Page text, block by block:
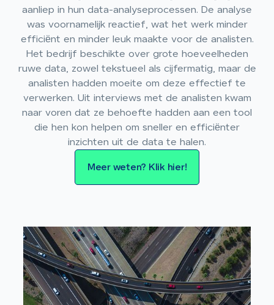
aanliep in hun data-analyseprocessen. De analyse
was voornamelijk reactief, wat het werk minder
efficiënt en minder leuk maakte voor de analisten.
Het bedrijf beschikte over grote hoeveelheden
ruwe data, zowel tekstueel als cijfermatig, maar de
analisten hadden moeite om deze effectief te
verwerken. Uit interviews met de analisten kwam
naar voren dat ze behoefte hadden aan een tool
die hen kon helpen om sneller en efficiënter
inzichten uit de data te halen.
Meer weten? Klik hier!